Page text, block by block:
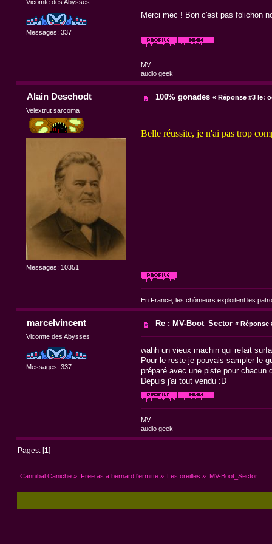
Vicomte des Abysses
Messages: 337
Merci mec ! Bon c'est pas folichon
MV
audio geek
Alain Deschodt
Velextrut sarcoma
Messages: 10351
100% gonades « Réponse #3 le:
Belle réussite, je n'ai pas trop
En France, les chômeurs exploitent les
marcelvincent
Vicomte des Abysses
Messages: 337
Re : MV-Boot_Sector « Réponse
wahh un vieux machin qui refait
Pour le reste je pouvais sampler le
préparé avec une piste pour chacun
Depuis j'ai tout vendu :D
MV
audio geek
Pages: [1]
Cannibal Caniche » Free as a bernard l'ermitte» Les oreilles » MV-Boot_Sector